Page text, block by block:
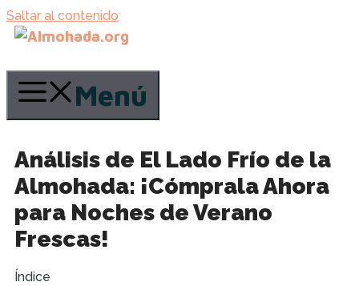
Saltar al contenido
Menú
Análisis de El Lado Frío de la
Almohada: ¡Cómprala Ahora
para Noches de Verano
Frescas!
Índice